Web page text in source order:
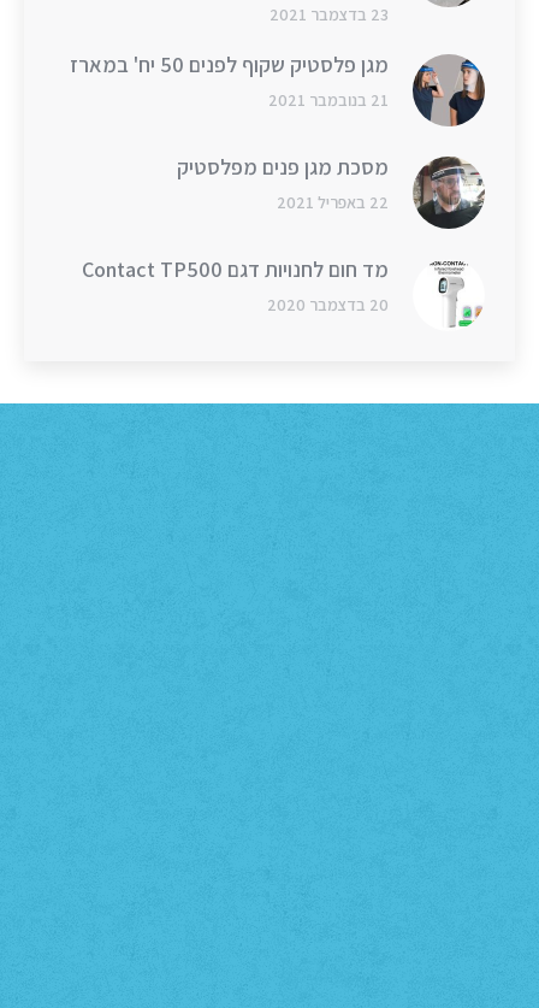
23 בדצמבר 2021
מגן פלסטיק שקוף לפנים 50 יח' במארז
21 בנובמבר 2021
מסכת מגן פנים מפלסטיק
22 באפריל 2021
מד חום לחנויות דגם Contact TP500
20 בדצמבר 2020